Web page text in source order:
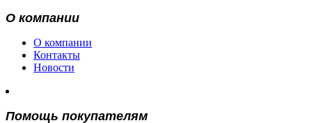
О компании
О компании
Контакты
Новости
Помощь покупателям